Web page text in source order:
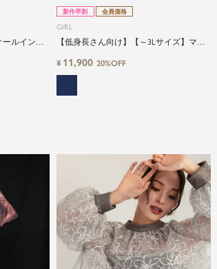
ールインワ
新作早割 会員価格
GIRL
【低身長さん向け】【～3Lサイズ】マル
ミソールオールインワン2点セットパーテ
ィードレス
¥ 11,900 20%OFF